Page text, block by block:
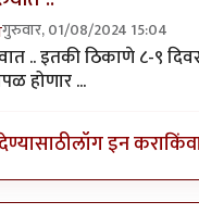
गुरुवार, 01/08/2024 15:04
.. इतकी ठिकाणे ८-९
होणार ...
लॉग इन करा